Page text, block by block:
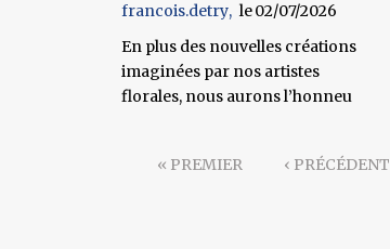
francois.detry
02/07/2026
En plus des nouvelles créations
imaginées par nos artistes
florales, nous aurons l’honneu
« PREMIER ‹ PRÉCÉDENT